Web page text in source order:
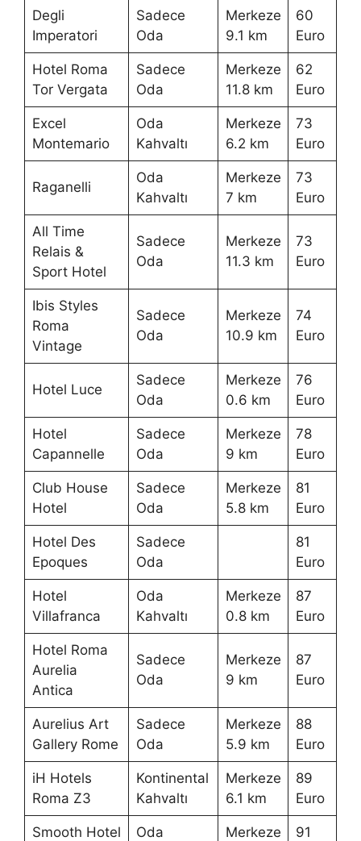
Degli
Imperatori
Sadece
Oda
Merkeze
9.1 km
60
Euro
Hotel Roma
Tor Vergata
Sadece
Oda
Merkeze
11.8 km
62
Euro
Excel
Montemario
Oda
Kahvaltı
Merkeze
6.2 km
73
Euro
Raganelli
Oda
Kahvaltı
Merkeze
7 km
73
Euro
All Time
Relais &
Sport Hotel
Sadece
Oda
Merkeze
11.3 km
73
Euro
Ibis Styles
Roma
Vintage
Sadece
Oda
Merkeze
10.9 km
74
Euro
Hotel Luce
Sadece
Oda
Merkeze
0.6 km
76
Euro
Hotel
Capannelle
Sadece
Oda
Merkeze
9 km
78
Euro
Club House
Hotel
Sadece
Oda
Merkeze
5.8 km
81
Euro
Hotel Des
Epoques
Sadece
Oda
81
Euro
Hotel
Villafranca
Oda
Kahvaltı
Merkeze
0.8 km
87
Euro
Hotel Roma
Aurelia
Antica
Sadece
Oda
Merkeze
9 km
87
Euro
Aurelius Art
Gallery Rome
Sadece
Oda
Merkeze
5.9 km
88
Euro
iH Hotels
Roma Z3
Kontinental
Kahvaltı
Merkeze
6.1 km
89
Euro
Smooth Hotel
Oda
Merkeze
91